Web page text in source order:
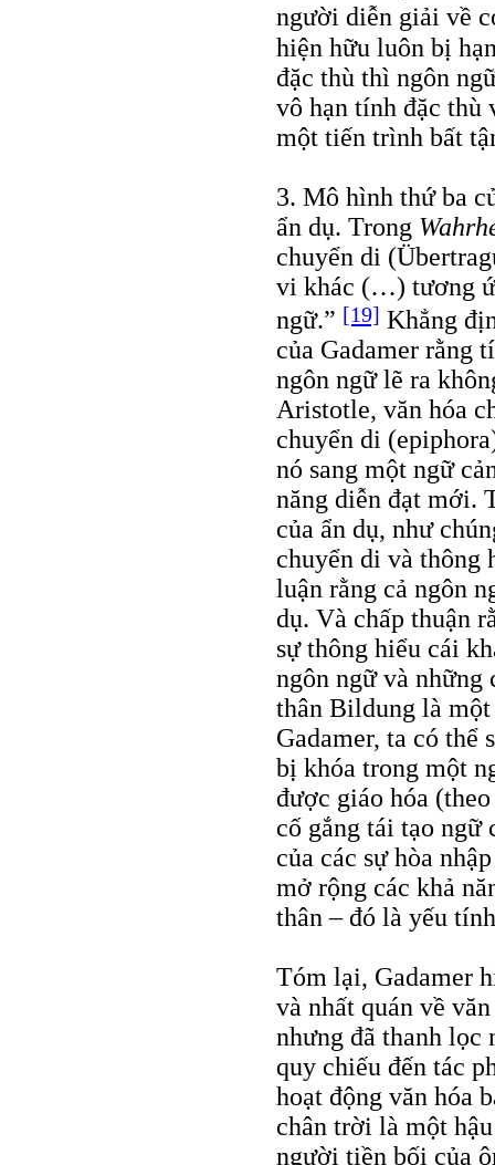
người diễn giải về
hiện hữu luôn bị
đặc thù thì ngôn
vô hạn tính đặc thù
một tiến trình bất
3. Mô hình thứ ba
ẩn dụ. Trong
chuyển di
vi khác (…) tương
ngữ.” [19] Khẳng
của Gadamer rằng
ngôn ngữ lẽ ra
Aristotle, văn hóa
chuyển di
nó sang một ngữ
năng diễn đạt mới.
của ẩn dụ, như
chuyển di và thông
luận rằng cả ngôn
dụ. Và chấp thuận
sự thông hiểu cái
ngôn ngữ và những
thân Bildung là
Gadamer, ta có thể
bị khóa trong một
được giáo hóa
cố gắng tái tạo ngữ
của các sự hòa
mở rộng các khả
thân – đó là yếu
Tóm lại, Gadamer
và nhất quán về
nhưng đã thanh
quy chiếu đến tác
hoạt động văn hóa
chân trời là một
người tiền bối của